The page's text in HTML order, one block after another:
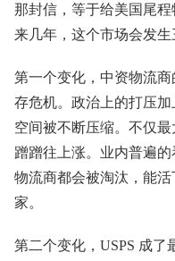
那封信，等于给美国尾
来几年，这个市场会发生
第一个变化，中资物流
存危机。政治上的打压
空间被不断压缩。不仅
蹭蹭往上涨。业内普遍
物流商都会被淘汰，能
家。
第二个变化，USPS 成了